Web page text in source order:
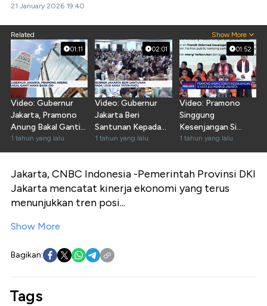
21 January 2026 19:40
Related Show More
01:11
Video: Gubernur
Jakarta, Pramono
Anung Bakal Ganti
Nama Bank DKI
1 tahun yang lalu
02:01
Video: Gubernur
Jakarta Beri
Santunan Kepada
1.500 Anak Yatim-
Piatu
1 tahun yang lalu
01:52
Video: Pramono
Singgung
Kesenjangan Si
Kaya & Si Miskin
1 tahun yang lalu
Jakarta, CNBC Indonesia -Pemerintah Provinsi DKI
Jakarta mencatat kinerja ekonomi yang terus
menunjukkan tren posi...
Show More
Bagikan:
Tags